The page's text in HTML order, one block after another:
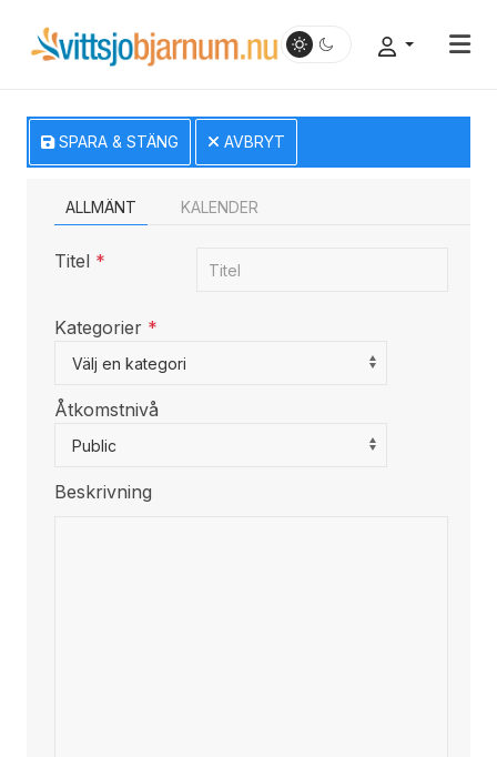
SPARA & STÄNG AVBRYT
ALLMÄNT KALENDER
Titel *
Kategorier *
Select a Category to filter list
Välj en kategori
Åtkomstnivå
Public
Beskrivning